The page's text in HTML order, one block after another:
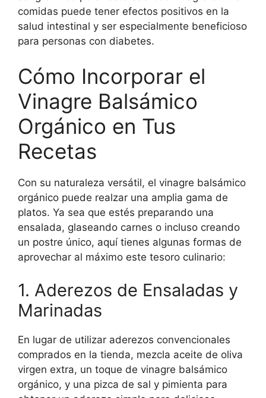
comidas puede tener efectos positivos en la
salud intestinal y ser especialmente beneficioso
para personas con diabetes.
Cómo Incorporar el
Vinagre Balsámico
Orgánico en Tus
Recetas
Con su naturaleza versátil, el vinagre balsámico
orgánico puede realzar una amplia gama de
platos. Ya sea que estés preparando una
ensalada, glaseando carnes o incluso creando
un postre único, aquí tienes algunas formas de
aprovechar al máximo este tesoro culinario:
1. Aderezos de Ensaladas y
Marinadas
En lugar de utilizar aderezos convencionales
comprados en la tienda, mezcla aceite de oliva
virgen extra, un toque de vinagre balsámico
orgánico, y una pizca de sal y pimienta para